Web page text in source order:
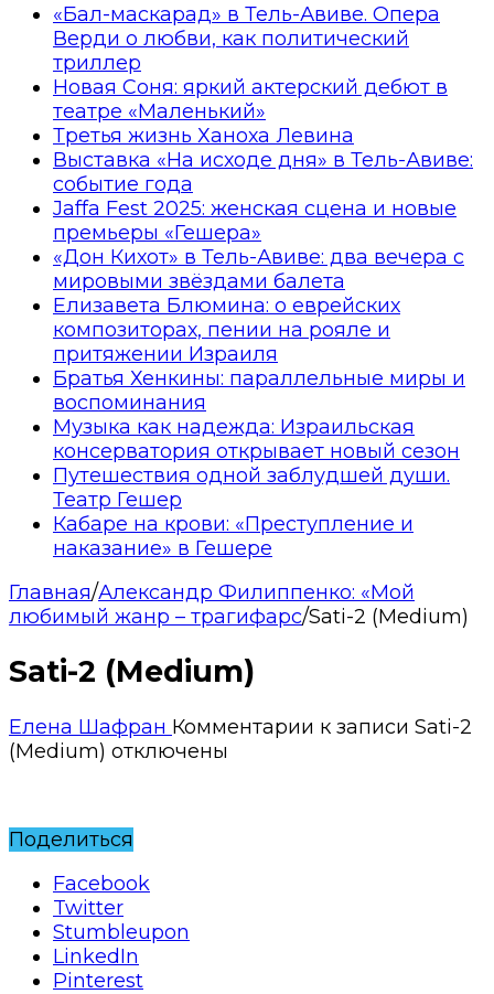
«Бал-маскарад» в Тель-Авиве. Опера
Верди о любви, как политический
триллер
Новая Соня: яркий актерский дебют в
театре «Маленький»
Третья жизнь Ханоха Левина
Выставка «На исходе дня» в Тель-Авиве:
событие года
Jaffa Fest 2025: женская сцена и новые
премьеры «Гешера»
«Дон Кихот» в Тель-Авиве: два вечера с
мировыми звёздами балета
Елизавета Блюмина: о еврейских
композиторах, пении на рояле и
притяжении Израиля
Братья Хенкины: параллельные миры и
воспоминания
Музыка как надежда: Израильская
консерватория открывает новый сезон
Путешествия одной заблудшей души.
Театр Гешер
Кабаре на крови: «Преступление и
наказание» в Гешере
Главная/Александр Филиппенко: «Мой
любимый жанр – трагифарс/Sati-2 (Medium)
Sati-2 (Medium)
Елена Шафран Комментарии к записи Sati-2
(Medium) отключены
Поделиться
Facebook
Twitter
Stumbleupon
LinkedIn
Pinterest